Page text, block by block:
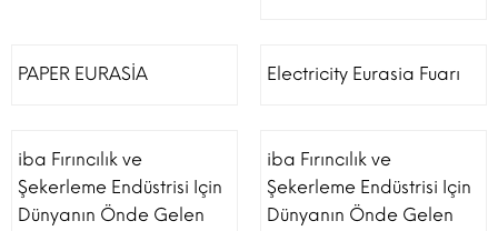
PAPER EURASİA Electricity Eurasia Fuarı
iba Fırıncılık ve
Şekerleme Endüstrisi Için
Dünyanın Önde Gelen
iba Fırıncılık ve
Şekerleme Endüstrisi Için
Dünyanın Önde Gelen